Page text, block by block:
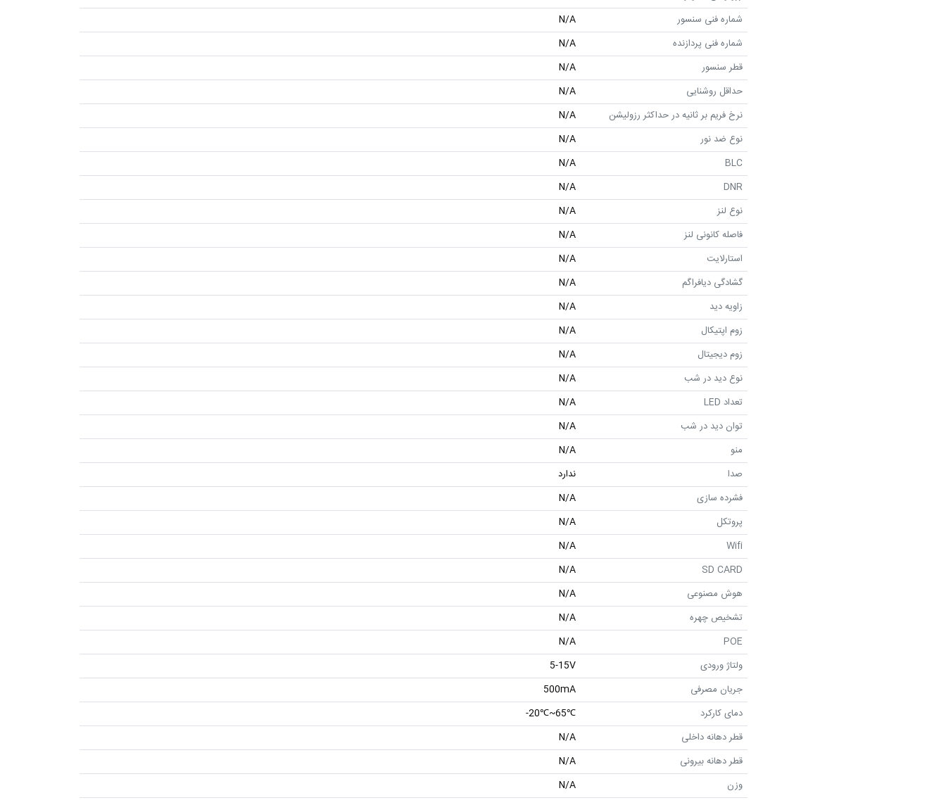
شماره فنی سنسور
N/A
شماره فنی پردازنده
N/A
قطر سنسور
N/A
حداقل روشنایی
N/A
نرخ فریم بر ثانیه در حداکثر رزولیشن
N/A
نوع ضد نور
N/A
BLC
N/A
DNR
N/A
نوع لنز
N/A
فاصله کانونی لنز
N/A
استارلایت
N/A
گشادگی دیافراگم
N/A
زاویه دید
N/A
زوم اپتیکال
N/A
زوم دیجیتال
N/A
نوع دید در شب
N/A
تعداد LED
N/A
توان دید در شب
N/A
منو
N/A
صدا
ندارد
فشرده سازی
N/A
پروتکل
N/A
Wifi
N/A
SD CARD
N/A
هوش مصنوعی
N/A
تشخیص چهره
N/A
POE
N/A
ولتاژ ورودی
5-15V
جریان مصرفی
500mA
دمای کارکرد
℃65~℃20-
قطر دهانه داخلی
N/A
قطر دهانه بیرونی
N/A
وزن
N/A